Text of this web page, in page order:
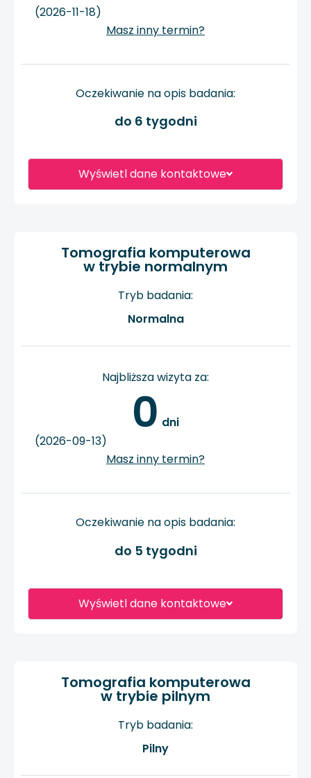
Wyświetl dane kontaktowe
(2026-11-18)
Masz inny termin?
Oczekiwanie na opis badania:
do 6 tygodni
Wyświetl dane kontaktowe
Tomografia komputerowa
w trybie normalnym
Tryb badania:
Normalna
Najbliższa wizyta za:
0 dni
(2026-09-13)
Masz inny termin?
Oczekiwanie na opis badania:
do 5 tygodni
Tomografia komputerowa
w trybie pilnym
Tryb badania:
Pilny